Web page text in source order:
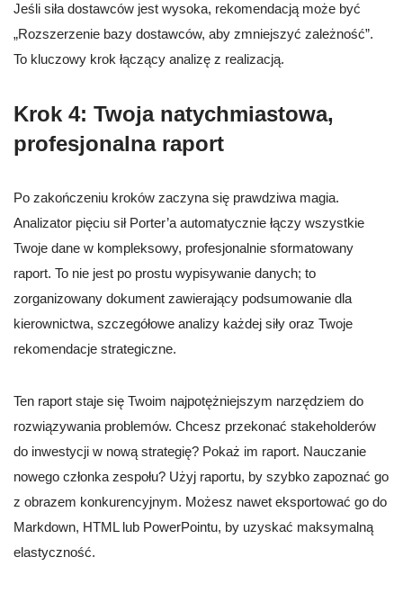
Jeśli siła dostawców jest wysoka, rekomendacją może być
„Rozszerzenie bazy dostawców, aby zmniejszyć zależność”.
To kluczowy krok łączący analizę z realizacją.
Krok 4: Twoja natychmiastowa,
profesjonalna raport
Po zakończeniu kroków zaczyna się prawdziwa magia.
Analizator pięciu sił Porter’a automatycznie łączy wszystkie
Twoje dane w kompleksowy, profesjonalnie sformatowany
raport. To nie jest po prostu wypisywanie danych; to
zorganizowany dokument zawierający podsumowanie dla
kierownictwa, szczegółowe analizy każdej siły oraz Twoje
rekomendacje strategiczne.
Ten raport staje się Twoim najpotężniejszym narzędziem do
rozwiązywania problemów. Chcesz przekonać stakeholderów
do inwestycji w nową strategię? Pokaż im raport. Nauczanie
nowego członka zespołu? Użyj raportu, by szybko zapoznać go
z obrazem konkurencyjnym. Możesz nawet eksportować go do
Markdown, HTML lub PowerPointu, by uzyskać maksymalną
elastyczność.